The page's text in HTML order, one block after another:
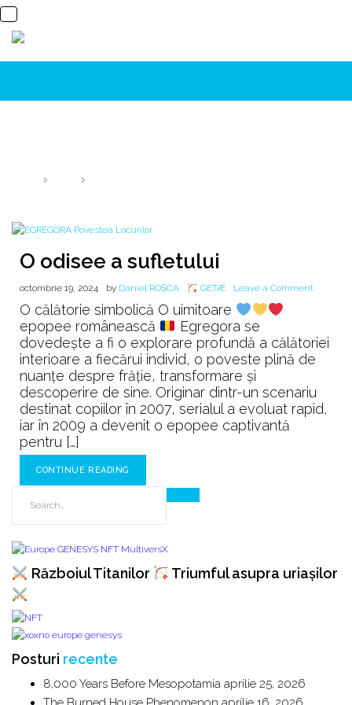
O odisee a sufletului
octombrie 19, 2024 by Daniel ROȘCA GETÆ Leave a Commenton
a
O călătorie simbolică O uimitoare
epopee românească
Egregora se
dovedește a fi o explorare profundă a călătoriei
interioare a fiecărui individ, o poveste plină de
nuanțe despre frăție, transformare și
descoperire de sine. Originar dintr-un scenariu
destinat copiilor în 2007, serialul a evoluat rapid,
iar în 2009 a devenit o epopee captivantă
pentru […]
CONTINUE READING
Războiul Titanilor Triumful asupra uriașilor
Posturi recente
8,000 Years Before Mesopotamia aprilie 25, 2026